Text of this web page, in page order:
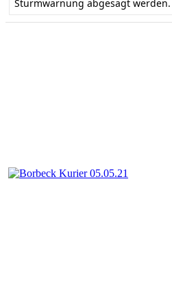
Sturmwarnung abgesagt